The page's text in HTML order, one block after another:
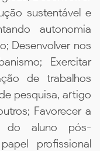
sustentável e
autonomia
Desenvolver nos
Exercitar
de trabalhos
pesquisa, artigo
Favorecer a
do aluno pós-
profissional